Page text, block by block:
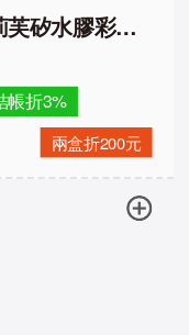
矽水膠彩色
帳折3%
兩盒折200元